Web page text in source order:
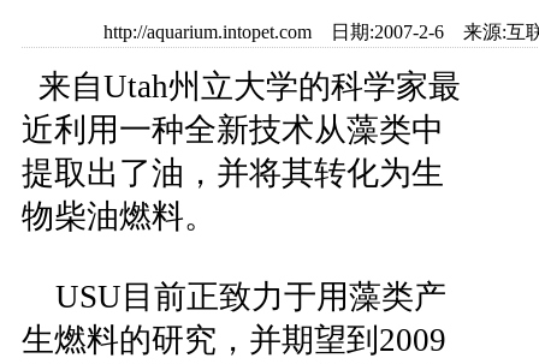
http://aquarium.intopet.com 日期:2007-2-6 来源:
来自Utah州立大学的科学家最
近利用一种全新技术从藻类中
提取出了油，并将其转化为生
物柴油燃料。
USU目前正致力于用藻类产
生燃料的研究，并期望到2009